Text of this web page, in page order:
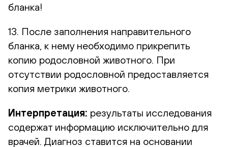
бланка!
13. После заполнения направительного
бланка, к нему необходимо прикрепить
копию родословной животного. При
отсутствии родословной предоставляется
копия метрики животного.
Интерпретация: результаты исследования
содержат информацию исключительно для
врачей. Диагноз ставится на основании